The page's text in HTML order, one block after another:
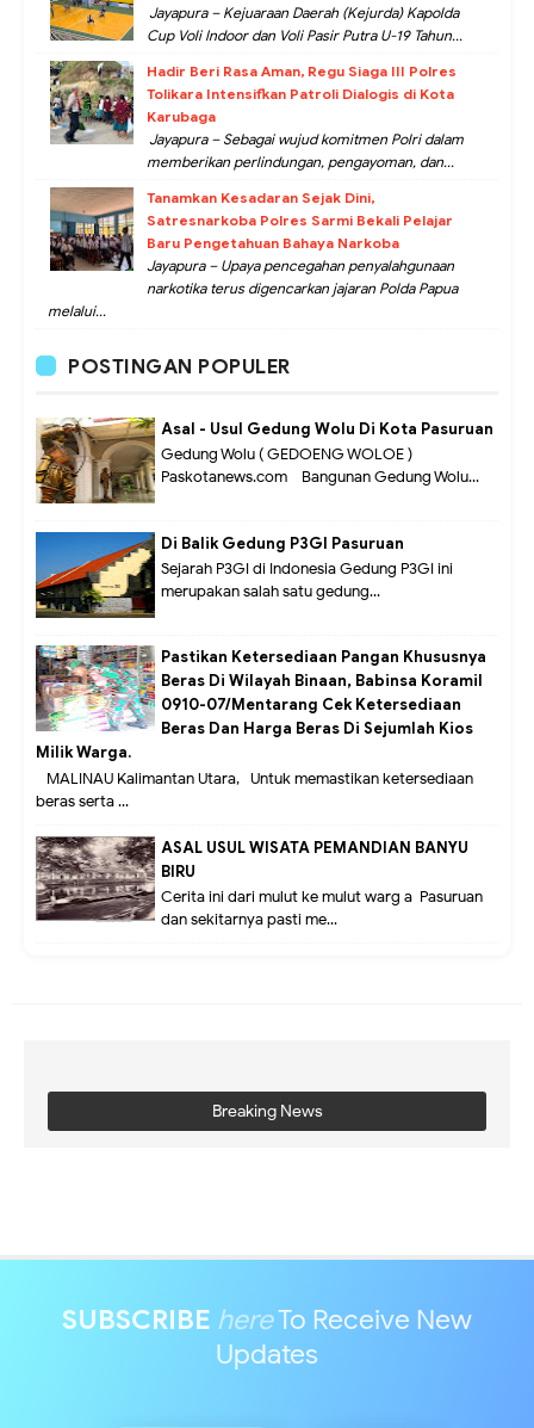
Jayapura – Kejuaraan Daerah (Kejurda) Kapolda
Cup Voli Indoor dan Voli Pasir Putra U-19 Tahun...
Hadir Beri Rasa Aman, Regu Siaga III Polres
Tolikara Intensifkan Patroli Dialogis di Kota
Karubaga
Jayapura – Sebagai wujud komitmen Polri dalam
memberikan perlindungan, pengayoman, dan...
Tanamkan Kesadaran Sejak Dini,
Satresnarkoba Polres Sarmi Bekali Pelajar
Baru Pengetahuan Bahaya Narkoba
Jayapura – Upaya pencegahan penyalahgunaan
narkotika terus digencarkan jajaran Polda Papua
melalui...
POSTINGAN POPULER
Asal - Usul Gedung Wolu Di Kota Pasuruan
Gedung Wolu ( GEDOENG WOLOE )
Paskotanews.com - Bangunan Gedung Wolu...
Di Balik Gedung P3GI Pasuruan
Sejarah P3GI di Indonesia Gedung P3GI ini
merupakan salah satu gedung...
Pastikan Ketersediaan Pangan Khususnya
Beras Di Wilayah Binaan, Babinsa Koramil
0910-07/Mentarang Cek Ketersediaan
Beras Dan Harga Beras Di Sejumlah Kios
Milik Warga.
MALINAU Kalimantan Utara,- Untuk memastikan ketersediaan
beras serta ...
ASAL USUL WISATA PEMANDIAN BANYU
BIRU
Cerita ini dari mulut ke mulut warg a Pasuruan
dan sekitarnya pasti me...
Breaking News
SUBSCRIBE hereTo Receive New
Updates